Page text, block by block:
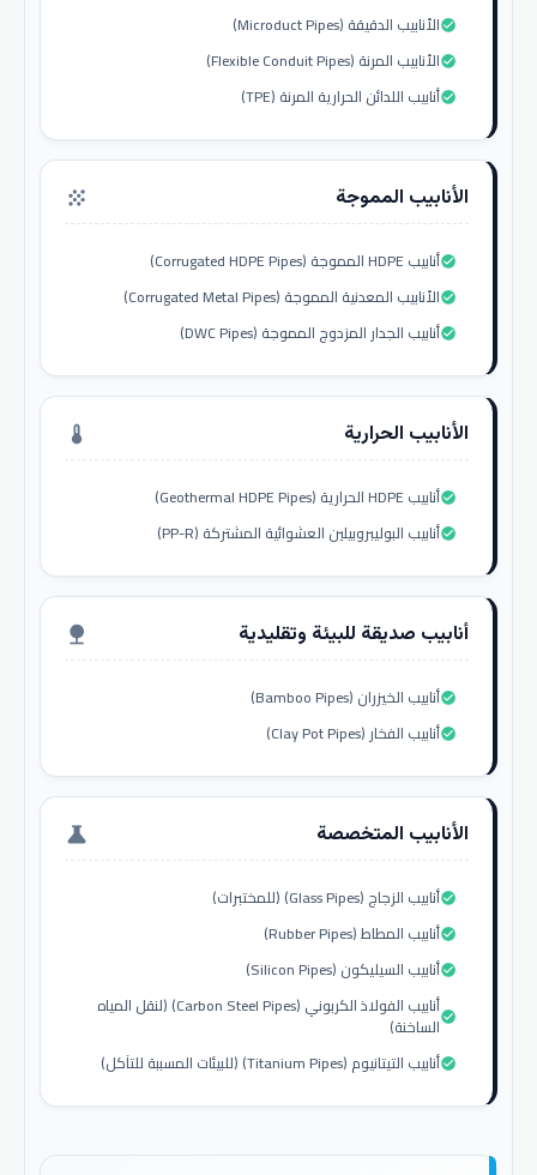
الأنابيب الدقيقة (Microduct Pipes)check_circle
الأنابيب المرنة (Flexible Conduit Pipes)check_circle
أنابيب اللدائن الحرارية المرنة (TPE)check_circle
الأنابيب المموجة grain
أنابيب HDPE المموجة (Corrugated HDPE Pipes)check_circle
الأنابيب المعدنية المموجة (Corrugated Metal Pipes)check_circle
أنابيب الجدار المزدوج المموجة (DWC Pipes)check_circle
الأنابيب الحرارية thermostat
أنابيب HDPE الحرارية (Geothermal HDPE Pipes)check_circle
أنابيب البوليبروبيلين العشوائية المشتركة (PP-R)check_circle
أنابيب صديقة للبيئة وتقليدية nature
أنابيب الخيزران (Bamboo Pipes)check_circle
أنابيب الفخار (Clay Pot Pipes)check_circle
الأنابيب المتخصصة science
أنابيب الزجاج (Glass Pipes) (للمختبرات)check_circle
أنابيب المطاط (Rubber Pipes)check_circle
أنابيب السيليكون (Silicon Pipes)check_circle
أنابيب الفولاذ الكربوني (Carbon Steel Pipes) (لنقل المياه
الساخنة)check_circle
أنابيب التيتانيوم (Titanium Pipes) (للبيئات المسببة للتآكل)check_circle